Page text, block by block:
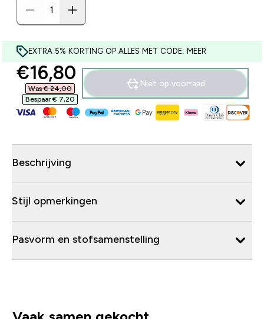
EXTRA 5% KORTING OP ALLES MET CODE: MEER
discounted price
€16,80‎
Was € 24,00‎
Bespaar € 7,20‎
Niet op voorraad
Beschrijving
Stijl opmerkingen
Pasvorm en stofsamenstelling